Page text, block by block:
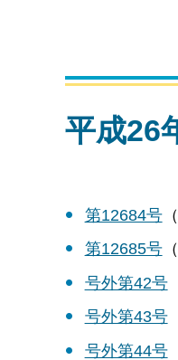
平成26
第12684号
第12685号
号外第42号
号外第43号
号外第44号